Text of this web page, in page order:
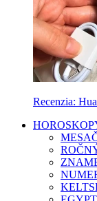
Recenzia: